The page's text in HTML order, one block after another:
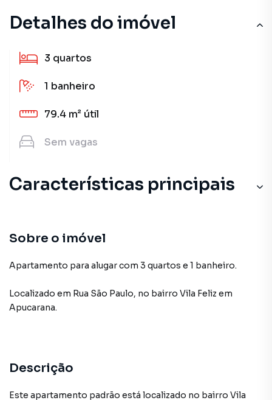
Detalhes do imóvel
3 quartos
1 banheiro
79.4 m² útil
Sem vagas
Características principais
Sobre o imóvel
Apartamento para alugar com 3 quartos e 1 banheiro.
Localizado em Rua São Paulo, no bairro Vila Feliz em
Apucarana.
Descrição
Este apartamento padrão está localizado no bairro Vila